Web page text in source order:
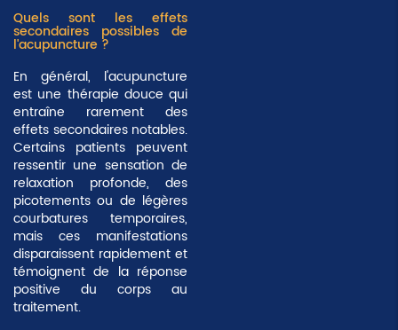
Quels sont les effets
secondaires possibles de
l'acupuncture ?
En général, l'acupuncture
est une thérapie douce qui
entraîne rarement des
effets secondaires notables.
Certains patients peuvent
ressentir une sensation de
relaxation profonde, des
picotements ou de légères
courbatures temporaires,
mais ces manifestations
disparaissent rapidement et
témoignent de la réponse
positive du corps au
traitement.